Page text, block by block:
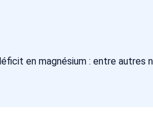
en magnésium : entre autres